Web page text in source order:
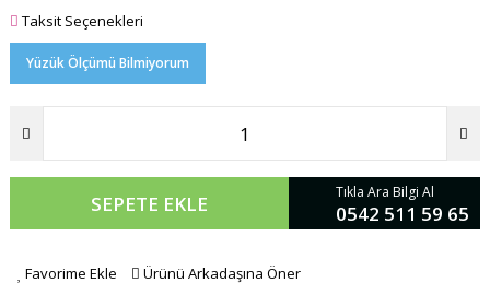
Taksit Seçenekleri
Yüzük Ölçümü Bilmiyorum
SEPETE EKLE Tıkla Ara Bilgi Al
0542 511 59 65
Favorime Ekle Ürünü Arkadaşına Öner